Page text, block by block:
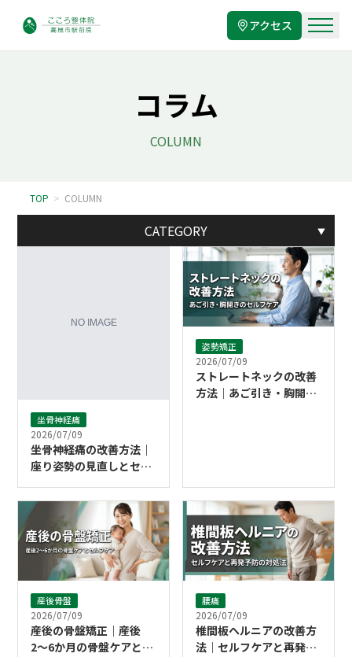
アクセス
コラム
COLUMN
TOP > COLUMN
坐骨神経痛
2026/07/09
坐骨神経痛の改善方法｜
座り姿勢の見直しとセル
槻市駅前院
姿勢矯正
2026/07/09
ストレートネックの改善
方法｜あご引き・胸開き
産後骨盤
2026/07/09
産後の骨盤矯正｜産後
2〜6か月の骨盤ケアとセ
腰痛
2026/07/09
椎間板ヘルニアの改善方
法｜セルフケアと再発予
CATEGORY ▼